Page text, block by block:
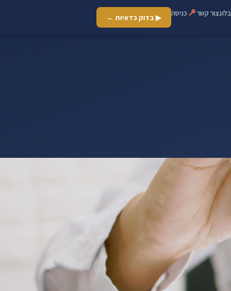
בלוגצור קשר כניסה ▶ בדוק כדאיות ←